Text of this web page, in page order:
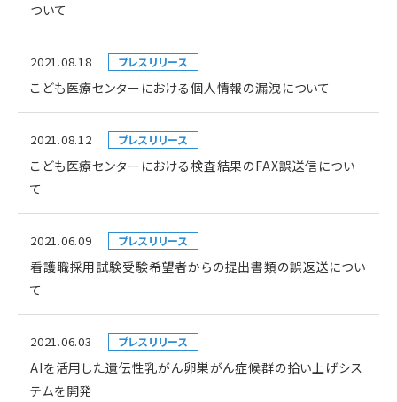
ついて
2021.08.18 プレスリリース
こども医療センターにおける個人情報の漏洩について
2021.08.12 プレスリリース
こども医療センターにおける検査結果のFAX誤送信につい
て
2021.06.09 プレスリリース
看護職採用試験受験希望者からの提出書類の誤返送につい
て
2021.06.03 プレスリリース
AIを活用した遺伝性乳がん卵巣がん症候群の拾い上げシス
テムを開発